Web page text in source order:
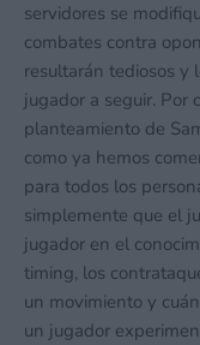
servidores se
combates contra
resultarán tediosos y
jugador a seguir. Por
planteamiento de
como ya hemos
para todos los
simplemente que el
jugador en el
timing, los
un movimiento y
un jugador